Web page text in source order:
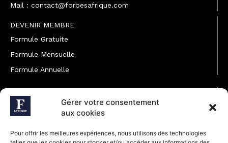
Gérer votre consentement
aux cookies
Pour offrir les meilleures expériences, nous utilisons des technologies
Mail : contact@forbesafrique.com
DEVENIR MEMBRE
Formule Gratuite
Formule Mensuelle
Formule Annuelle
JOINDRE L'ÉQUIPE
Rédaction
Développement commercial